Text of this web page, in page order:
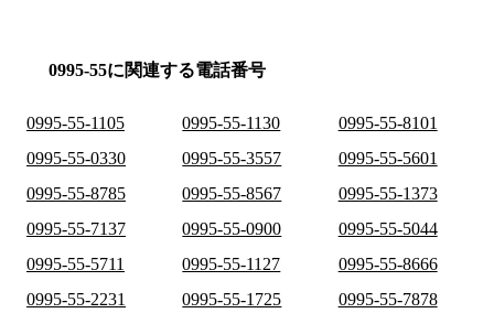
0995-55に関連する電話番号
0995-55-1105 0995-55-1130
0995-55-8101
0995-55-0330
0995-55-3557
0995-55-5601
0995-55-8785
0995-55-8567
0995-55-1373
0995-55-7137
0995-55-0900
0995-55-5044
0995-55-5711
0995-55-1127
0995-55-8666
0995-55-2231
0995-55-1725
0995-55-7878